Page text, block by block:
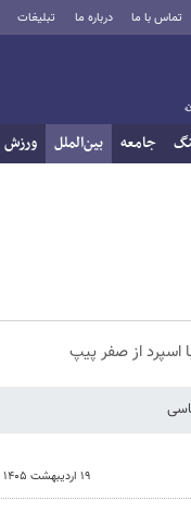
تماس با ما درباره ما تبلیغات
جامعه بین‌الملل ورزش
۱۹ اردیبهشت ۱۴۰۵ - ۱۹:۴۹